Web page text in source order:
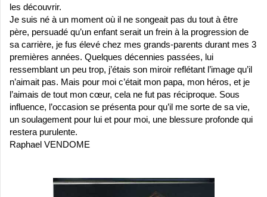
les découvrir.
Je suis né à un moment où il ne songeait pas du tout à être
père, persuadé qu’un enfant serait un frein à la progression de
sa carrière, je fus élevé chez mes grands-parents durant mes 3
premières années. Quelques décennies passées, lui
ressemblant un peu trop, j’étais son miroir reflétant l’image qu’il
n’aimait pas. Mais pour moi c’était mon papa, mon héros, et je
l’aimais de tout mon cœur, cela ne fut pas réciproque. Sous
influence, l’occasion se présenta pour qu’il me sorte de sa vie,
un soulagement pour lui et pour moi, une blessure profonde qui
restera purulente.
Raphael VENDOME